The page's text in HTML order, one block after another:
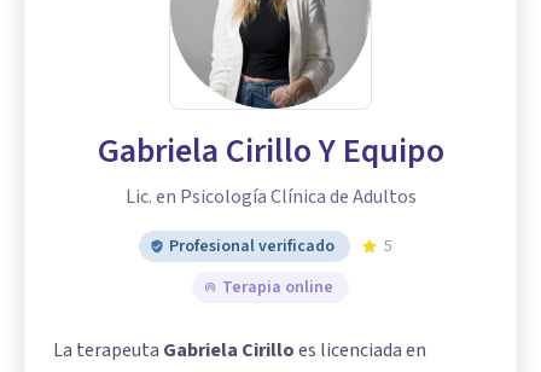
Gabriela Cirillo Y Equipo
Lic. en Psicología Clínica de Adultos
Profesional verificado
5
Terapia online
La terapeuta Gabriela Cirilloes licenciada en